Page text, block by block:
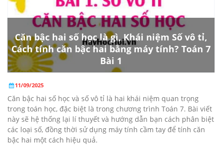
Căn bậc hai số học là gì, Khái niệm Số vô tỉ,
Cách tính căn bậc hai bằng máy tính? Toán 7
Bài 1
11/09/2025
Căn bậc hai số học và số vô tỉ là hai khái niệm quan trọng
trong toán học, đặc biệt là trong chương trình Toán 7. Bài viết
này sẽ hệ thống lại lí thuyết và hướng dẫn bạn cách phân biệt
các loại số, đồng thời sử dụng máy tính cầm tay để tính căn
bậc hai một cách hiệu quả.